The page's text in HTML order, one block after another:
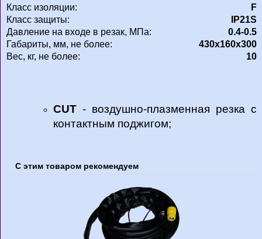
Класс изоляции:
F
Класс защиты:
IP21S
Давление на входе в резак, МПа:
0.4-0.5
Габариты, мм, не более:
430х160х300
Вес, кг, не более:
10
CUT - воздушно-плазменная резка с
контактным поджигом;
С этим товаром рекомендуем